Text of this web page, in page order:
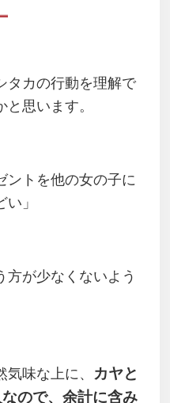
タカの行動を理解で
思います。
ントを他の女の子に
」
方が少なくないよう
味な上に、 カヤと
ので、余計に含み